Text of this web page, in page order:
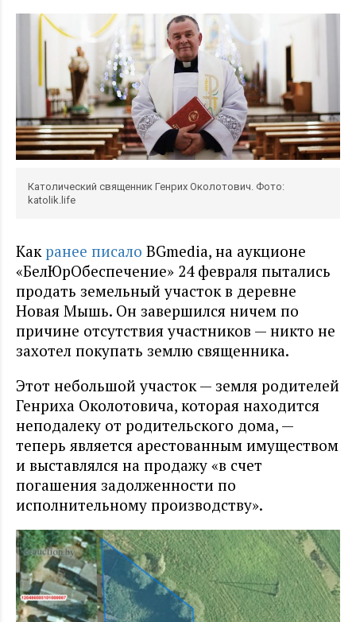
Католический священник Генрих Околотович. Фото:
katolik.life
Как ранее писало BGmedia, на аукционе
«БелЮрОбеспечение» 24 февраля пытались
продать земельный участок в деревне
Новая Мышь. Он завершился ничем по
причине отсутствия участников — никто не
захотел покупать землю священника.
Этот небольшой участок — земля родителей
Генриха Околотовича, которая находится
неподалеку от родительского дома, —
теперь является арестованным имуществом
и выставлялся на продажу «в счет
погашения задолженности по
исполнительному производству».